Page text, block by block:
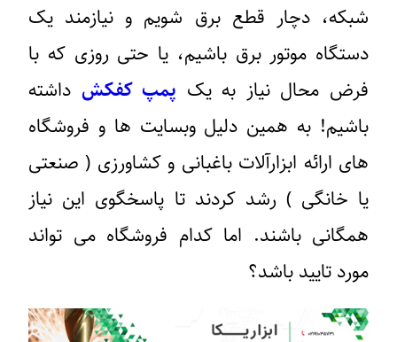
شبکه، دچار قطع برق شویم و نیازمند یک
دستگاه موتور برق باشیم، یا حتی روزی که با
فرض محال نیاز به یک پمپ کفکش داشته
باشیم! به همین دلیل وبسایت ها و فروشگاه
های ارائه ابزارآلات باغبانی و کشاورزی ( صنعتی
یا خانگی ) رشد کردند تا پاسخگوی این نیاز
همگانی باشند. اما کدام فروشگاه می تواند
مورد تایید باشد؟